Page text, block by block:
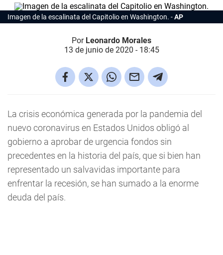
Imagen de la escalinata del Capitolio en Washington. AP
Por Leonardo Morales
13 de junio de 2020 - 18:45
La crisis económica generada por la pandemia del
nuevo coronavirus en Estados Unidos obligó al
gobierno a aprobar de urgencia fondos sin
precedentes en la historia del país, que si bien han
representado un salvavidas importante para
enfrentar la recesión, se han sumado a la enorme
deuda del país.